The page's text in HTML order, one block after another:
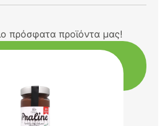
πρόσφατα προϊόντα μας!